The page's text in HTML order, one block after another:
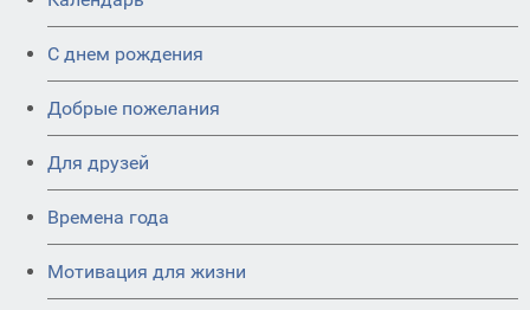
C днем рождения
Добрые пожелания
Для друзей
Времена года
Мотивация для жизни